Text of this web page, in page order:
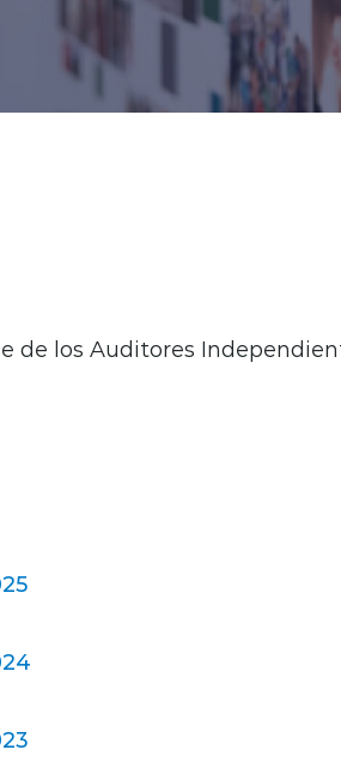
de los Auditores